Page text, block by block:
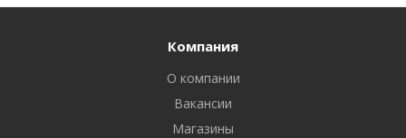
Компания
О компании
Вакансии
Магазины